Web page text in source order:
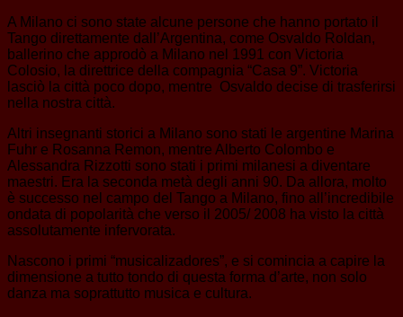
A Milano ci sono state alcune persone che hanno portato il
Tango direttamente dall’Argentina, come Osvaldo Roldan,
ballerino che approdò a Milano nel 1991 con Victoria
Colosio, la direttrice della compagnia “Casa 9”. Victoria
lasciò la città poco dopo, mentre Osvaldo decise di trasferirsi
nella nostra città.
Altri insegnanti storici a Milano sono stati le argentine Marina
Fuhr e Rosanna Remon, mentre Alberto Colombo e
Alessandra Rizzotti sono stati i primi milanesi a diventare
maestri. Era la seconda metà degli anni 90. Da allora, molto
è successo nel campo del Tango a Milano, fino all’incredibile
ondata di popolarità che verso il 2005/ 2008 ha visto la città
assolutamente infervorata.
Nascono i primi “musicalizadores”, e si comincia a capire la
dimensione a tutto tondo di questa forma d’arte, non solo
danza ma soprattutto musica e cultura.